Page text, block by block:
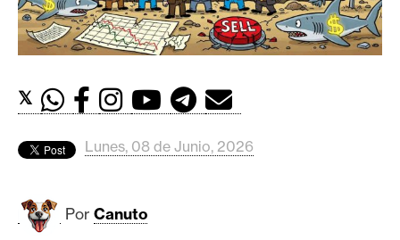
e
r
d
s
B
𝕏
Lunes, 08 de Junio, 2026
Por Canuto